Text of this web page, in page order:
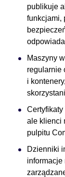
publikuje
funkcjami,
Maszyny
regularnie
i
ale klienci
pulpitu
Dzienniki
informacje